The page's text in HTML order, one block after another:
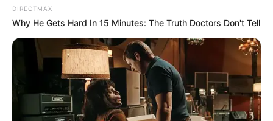
DIRECTMAX
Why He Gets Hard In 15 Minutes: The Truth Doctors Don't Tell